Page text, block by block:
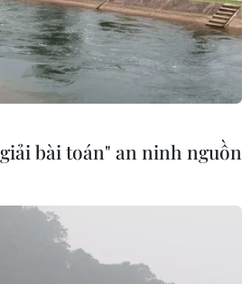
cai chung kết
cầu 2026
nằm trong
hàng đầu thế
phố
mạc ở chợ
bài toán" an ninh nguồn